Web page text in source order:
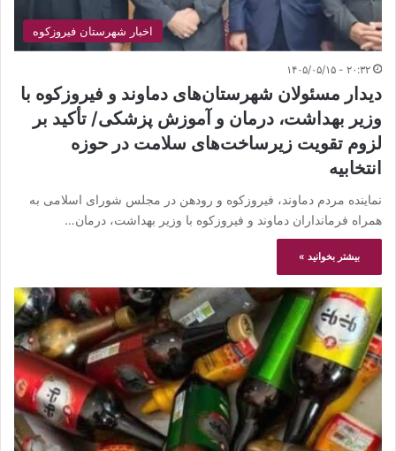
اخبار شهرستان فیروزکوه
۲۰:۳۲ - ۱۴۰۵/۰۵/۱۵
دیدار مسئولان شهرستان‌های دماوند و فیروزکوه با
وزیر بهداشت، درمان و آموزش پزشکی/ تأکید بر
لزوم تقویت زیرساخت‌های سلامت در حوزه
انتخابیه
نماینده مردم دماوند، فیروزکوه و رودهن در مجلس شورای اسلامی به
همراه فرمانداران دماوند و فیروزکوه با وزیر بهداشت، درمان…
بیشتر بخوانید »